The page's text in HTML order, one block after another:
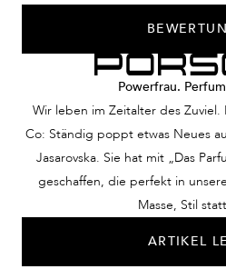
Powerfrau.
Wir leben im Zeitalter des
Co: Ständig poppt etwas Neues
Jasarovska. Sie hat mit „Das
geschaffen, die perfekt in
Masse, Stil
ARTIKEL